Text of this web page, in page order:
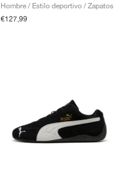
Hombre / Estilo deportivo / Zapatos
€127,99